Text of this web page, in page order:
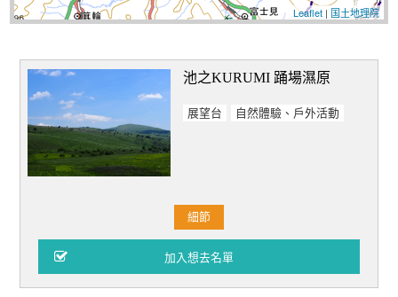
Leaflet| 国土地理院
池之KURUMI 踊場濕原
展望台 自然體驗、戶外活動
細節